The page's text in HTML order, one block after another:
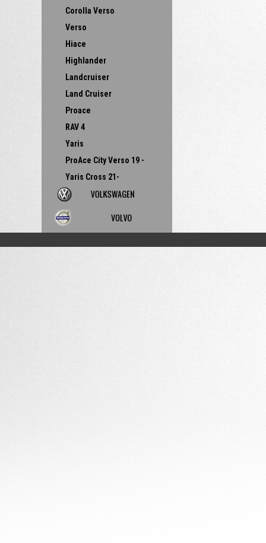
Corolla Verso
Verso
Hiace
Highlander
Landcruiser
Land Cruiser
Proace
RAV 4
Yaris
ProAce City Verso 19 -
Yaris Cross 21-